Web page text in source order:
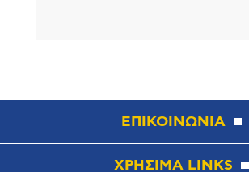
ΕΠΙΚΟΙΝΩΝΙΑ
ΧΡΗΣΙΜΑ LINKS